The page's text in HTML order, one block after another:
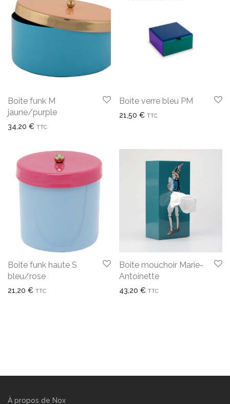
Boite funk M
jaune/purple
34,20 € TTC
Boite verre bleu PM
21,50 € TTC
Boite funk haute S
bleu/rose
21,20 € TTC
Boite mouchoir Marie-
Antoinette
43,20 € TTC
À propos de Nox